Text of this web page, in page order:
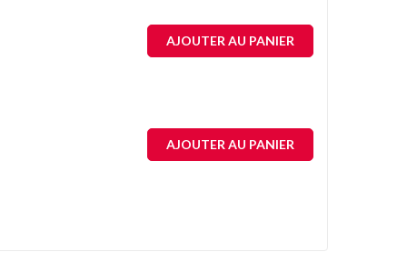
AJOUTER AU PANIER
AJOUTER AU PANIER